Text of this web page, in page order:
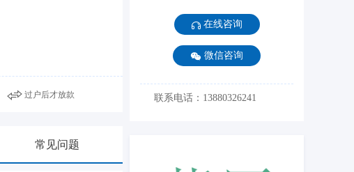
过户后才放款
常见问题
在线咨询
微信咨询
联系电话：13880326241